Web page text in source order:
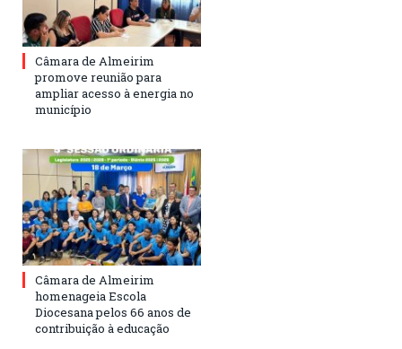
Câmara de Almeirim
promove reunião para
ampliar acesso à energia no
município
Câmara de Almeirim
homenageia Escola
Diocesana pelos 66 anos de
contribuição à educação